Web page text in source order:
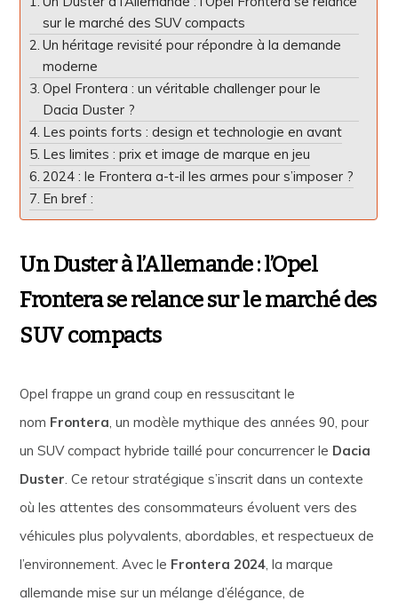
sur le marché des SUV compacts
Un héritage revisité pour répondre à la demande
moderne
Opel Frontera : un véritable challenger pour le
Dacia Duster ?
Les points forts : design et technologie en avant
Les limites : prix et image de marque en jeu
2024 : le Frontera a-t-il les armes pour s’imposer ?
En bref :
Un Duster à l’Allemande : l’Opel
Frontera se relance sur le marché des
SUV compacts
Opel frappe un grand coup en ressuscitant le
nom Frontera, un modèle mythique des années 90, pour
un SUV compact hybride taillé pour concurrencer le Dacia
Duster. Ce retour stratégique s’inscrit dans un contexte
où les attentes des consommateurs évoluent vers des
véhicules plus polyvalents, abordables, et respectueux de
l’environnement. Avec le Frontera 2024, la marque
allemande mise sur un mélange d’élégance, de